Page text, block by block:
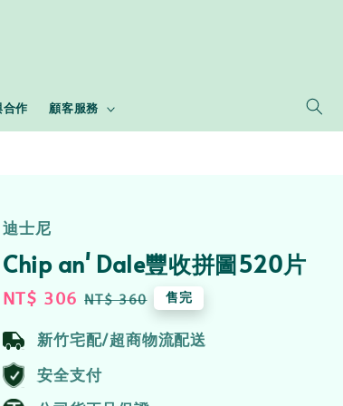
作 顧客服務
迪士尼
Chip an' Dale豐收拼圖520片
Sale
NT$ 306 Regular
NT$ 360 售完
新竹宅配/超商物流配送
安全支付